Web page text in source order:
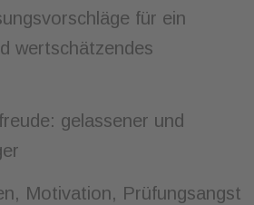
für ein
wertschätzendes
gelassener und
Motivation, Prüfungsangst